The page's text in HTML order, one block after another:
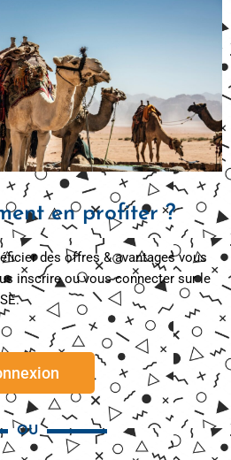
en profiter ?
des offres & avantages vous
inscrire ou vous connecter sur le
OU